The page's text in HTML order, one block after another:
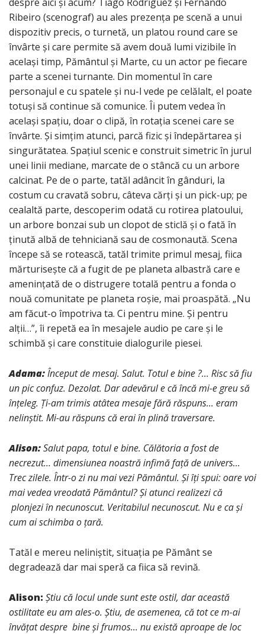
Ribeiro (scenograf) au ales prezența pe scenă a unui
dispozitiv precis, o turnetă, un platou round care se
învârte și care permite să avem două lumi vizibile în
același timp, Pământul și Marte, cu un actor pe fiecare
parte a scenei turnante. Din momentul în care
personajul e cu spatele și nu-l vede pe celălalt, el poate
totuși să continue să comunice. Îi putem vedea în
același spațiu, doar o clipă, în rotația scenei care se
învârte. Și simțim atunci, parcă fizic și îndepărtarea și
singurătatea. Spațiul scenic e construit simetric în jurul
unei linii mediane, marcate de o stâncă cu un arbore
calcinat. Pe de o parte, tatăl adâncit în gânduri, la
costum cu cravată sobru, câteva cărți și un pick-up; pe
cealaltă parte, descoperim odată cu rotirea platoului,
un arbore bonzai sub un clopot de sticlă și o fată în
ținută albă de tehniciană sau de cosmonaută. Scena
începe să se rotească, tatăl trimite primul mesaj, fiica
mărturisește că a fugit de pe planeta albastră care e
amenințată de o distrugere totală pentru a fonda o
nouă comunitate pe planeta roșie, mai proaspătă. „Nu
am făcut-o împotriva ta. Ci pentru mine. Și pentru
alții…”, îi repetă ea în mesajele audio pe care și le
schimbă și care constituie dialogurile piesei.
Adama:Început de mesaj. Salut. Totul e bine ?… Risc să fiu
un pic confuz. Dezolat. Dar adevărul e că încă mi-e greu să
înțeleg. Ți-am trimis atâtea mesaje fără răspuns… eram
nelinștit. Mi-au răspuns că erai în plină traversare.
Alison:Salut papa, totul e bine. Călătoria a fost de
necrezut… dimensiunea noastră infimă față de univers…
Trec zilele. Într-o zi nu mai vezi Pământul. Și îți spui: oare voi
mai vedea vreodată Pământul? Și atunci realizezi că
plonjezi în necunoscut. Veritabilul necunoscut. Nu e ca și
cum ai schimba o țară.
Tatăl e mereu neliniștit, situația pe Pământ se
degradează dar mai speră ca fiica să revină.
Alison: Știu că locul unde sunt este ostil, dar această
ostilitate eu am ales-o. Știu, de asemenea, că tot ce m-ai
învățat despre bine și frumos… nu există aproape de loc